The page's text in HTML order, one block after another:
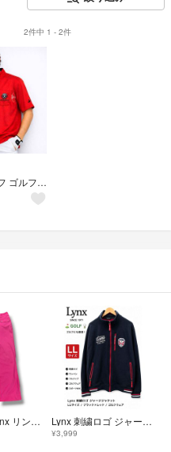
2件中 1 - 2件
リンクスゴルフ ゴルフウェア ポロシャツ M メンズ ゴルフ ロゴ刺繍 半袖
韓国ゴルフLynx リンクス パンツ ピンクサイズ64（Sサイズ相当） Lynx 刺繍ロゴ ジャージジャケット LLサイズ ブラック×レッド
¥3,999